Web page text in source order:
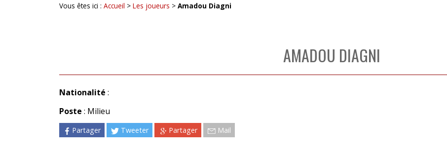
Vous êtes ici : Accueil > Les joueurs > Amadou Diagni
AMADOU DIAGNI
Nationalité :
Poste : Milieu
Partager Tweeter Partager Mail